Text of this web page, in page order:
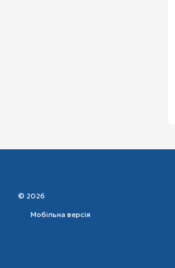
© 2026
Мобільна версія